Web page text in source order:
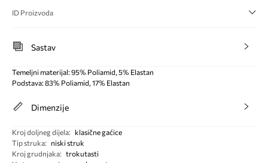
ID Proizvoda
Sastav
Temeljni materijal: 95% Poliamid, 5% Elastan
Podstava: 83% Poliamid, 17% Elastan
Dimenzije
Kroj doljneg dijela:
klasične gaćice
Tip struka:
niski struk
Kroj grudnjaka: trokutasti